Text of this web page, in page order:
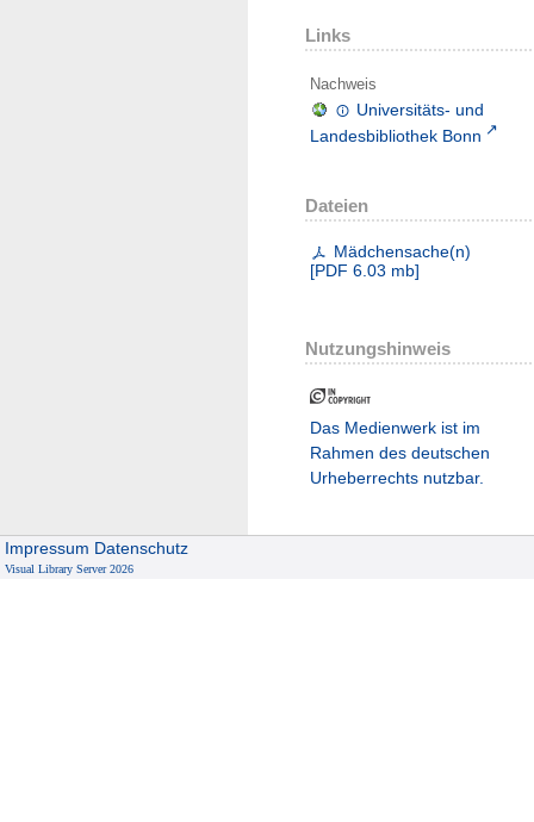
Links
Nachweis
Universitäts- und
Landesbibliothek Bonn
Dateien
Mädchensache(n)
[PDF 6.03 mb]
Nutzungshinweis
Das Medienwerk ist im
Rahmen des deutschen
Urheberrechts nutzbar.
Impressum Datenschutz
Visual Library Server 2026